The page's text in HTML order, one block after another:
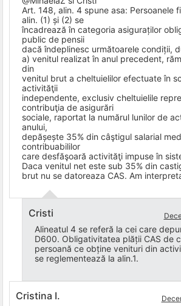
Art. 148, alin. 4 spune asa: Persoanele
alin. (1) și (2) se
încadrează în categoria asiguraților
public de pensii
dacă îndeplinesc următoarele condiții,
a) venitul realizat în anul precedent,
din
venitul brut a cheltuielilor efectuate în
activităţii
independente, exclusiv cheltuielile
contribuţia de asigurări
sociale, raportat la numărul lunilor de
anului,
depășește 35% din câştigul salarial
contribuabililor
care desfăşoară activităţi impuse în
Daca venitul net este sub 35% din
brut nu se datoreaza CAS. Am
Cristi
Alineatul 4 se referă la cei care
D600. Obligativitatea plății CAS de
persoană ce obține venituri din
se reglementează la alin.1.
Cristina I.